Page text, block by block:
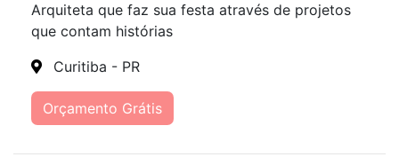
Arquiteta que faz sua festa através de projetos
que contam histórias
Curitiba - PR
Orçamento Grátis